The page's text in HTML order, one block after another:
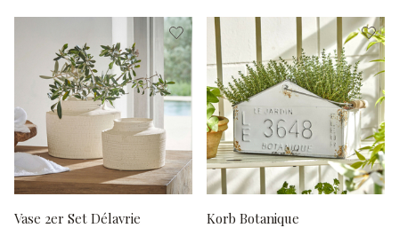
Vase 2er Set Délavrie Korb Botanique